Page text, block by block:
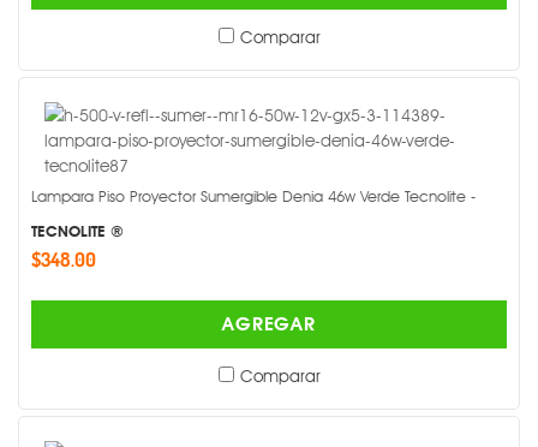
Comparar
Lampara Piso Proyector Sumergible Denia 46w Verde Tecnolite -
TECNOLITE ®
$348.00
AGREGAR
Comparar